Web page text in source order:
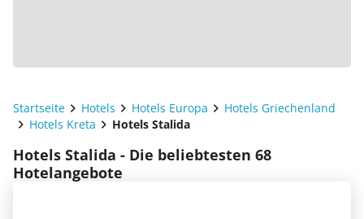
Startseite Hotels Hotels Europa
Hotels Griechenland
Hotels Kreta
Hotels Stalida
Hotels Stalida - Die beliebtesten 68
Hotelangebote